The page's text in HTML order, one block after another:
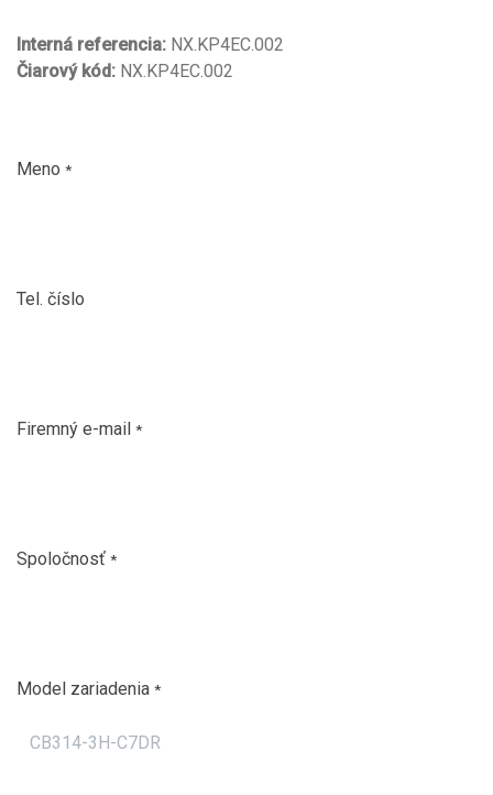
Interná referencia: NX.KP4EC.002
Čiarový kód: NX.KP4EC.002
Meno *
Tel. číslo
Firemný e-mail *
Spoločnosť *
Model zariadenia *